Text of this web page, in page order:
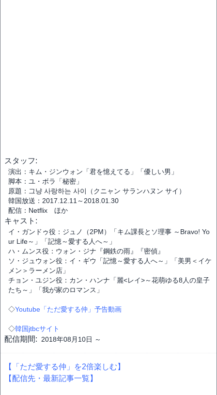
スタッフ:
演出：キム・ジンウォン「君を憶えてる」「優しい男」
脚本：ユ・ボラ「秘密」
原題：그냥 사랑하는 사이（クニャン サランハヌン サイ）
韓国放送：2017.12.11～2018.01.30
配信：Netflix ほか
キャスト:
イ・ガンドゥ役：ジュノ（2PM）「キム課長とソ理事 ～Bravo! Yo
ur Life～」「記憶～愛する人へ～」
ハ・ムンス役：ウォン・ジナ『鋼鉄の雨』『密偵』
ソ・ジュウォン役：イ・ギウ「記憶～愛する人へ～」「美男＜イケ
メン＞ラーメン店」
チョン・ユジン役：カン・ハンナ「麗<レイ>～花萌ゆる8人の皇子
たち～」「我が家のロマンス」
◇Youtube「ただ愛する仲」予告動画
◇韓国jtbcサイト
配信期間: 2018年08月10日 ～
【「ただ愛する仲」を2倍楽しむ】
【配信先・最新記事一覧】